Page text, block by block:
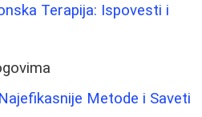
Terapija: Ispovesti i
Metode i Saveti